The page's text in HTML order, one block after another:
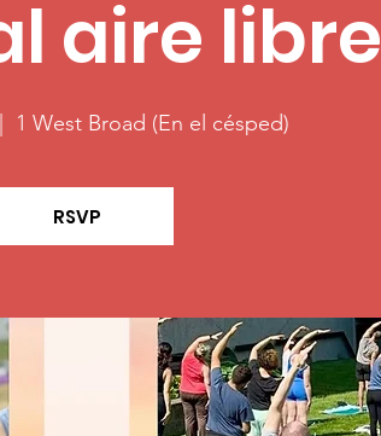
aire libre
1 West Broad (En el césped)
RSVP